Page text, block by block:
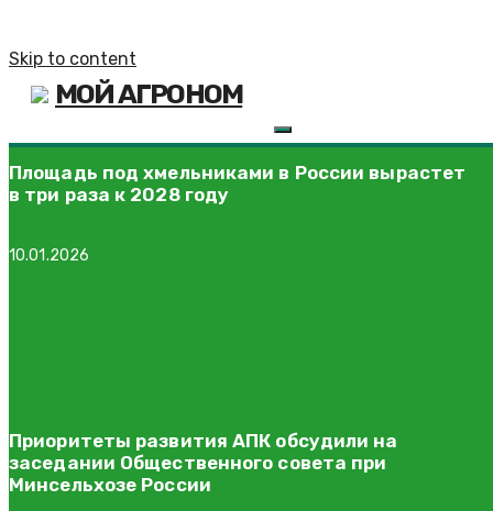
Skip to content
МОЙ АГРОНОМ
Площадь под хмельниками в России вырастет
в три раза к 2028 году
10.01.2026
Приоритеты развития АПК обсудили на
заседании Общественного совета при
Минсельхозе России